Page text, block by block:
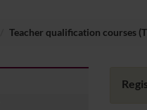
Teacher qualification courses